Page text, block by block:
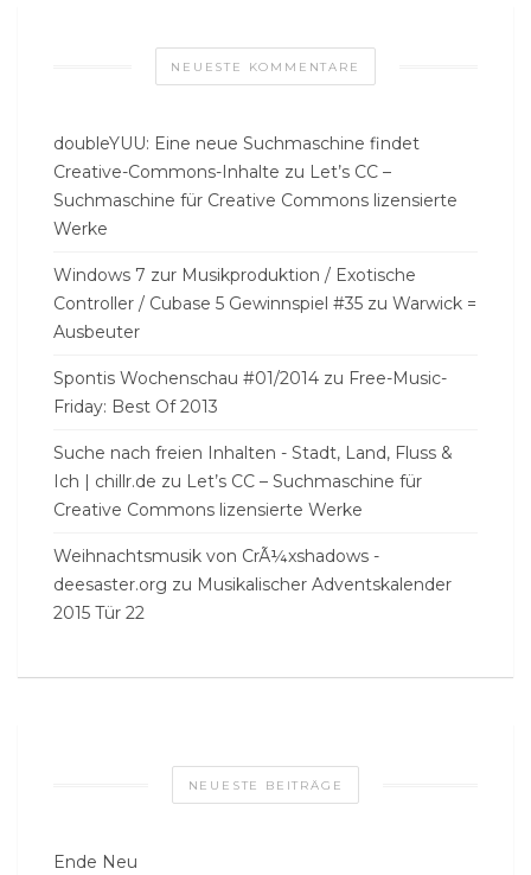
NEUESTE KOMMENTARE
doubleYUU: Eine neue Suchmaschine findet
Creative-Commons-Inhalte zu Let’s CC –
Suchmaschine für Creative Commons lizensierte
Werke
Windows 7 zur Musikproduktion / Exotische
Controller / Cubase 5 Gewinnspiel #35 zu Warwick =
Ausbeuter
Spontis Wochenschau #01/2014 zu Free-Music-
Friday: Best Of 2013
Suche nach freien Inhalten - Stadt, Land, Fluss &
Ich | chillr.de zu Let’s CC – Suchmaschine für
Creative Commons lizensierte Werke
Weihnachtsmusik von CrÃ¼xshadows -
deesaster.org zu Musikalischer Adventskalender
2015 Tür 22
NEUESTE BEITRÄGE
Ende Neu